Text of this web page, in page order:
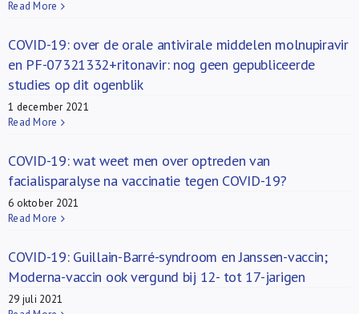
Read More
COVID-19: over de orale antivirale middelen molnupiravir
en PF-07321332+ritonavir: nog geen gepubliceerde
studies op dit ogenblik
1 december 2021
Read More
COVID-19: wat weet men over optreden van
facialisparalyse na vaccinatie tegen COVID-19?
6 oktober 2021
Read More
COVID-19: Guillain-Barré-syndroom en Janssen-vaccin;
Moderna-vaccin ook vergund bij 12- tot 17-jarigen
29 juli 2021